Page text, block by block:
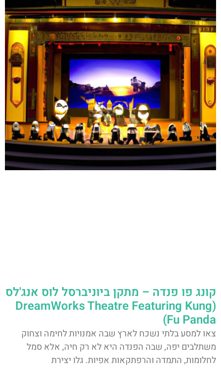
קונג פו פנדה – מתקן ביוניברסל לוס אנג'לס
(DreamWorks Theatre Featuring Kung
Fu Panda)
צאו למסע בלתי נשכח לארץ שבה אמנויות לחימה וצחוק
משתלבים יפה, שבה הפנדה היא לא רק חיה, אלא סמל
לחלומות, התמדה והרפתקאות אפיות. גלו יצירת